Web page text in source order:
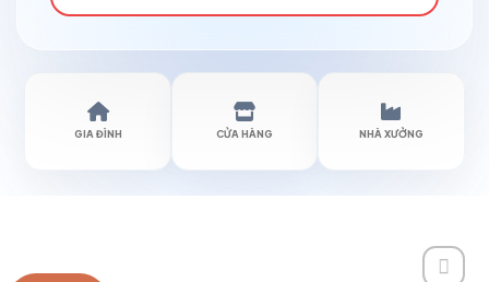
GIA ĐÌNH CỬA HÀNG NHÀ XƯỞNG